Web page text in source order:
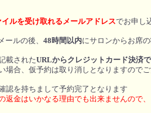
ルを受け取れるメールアドレスでお申し
ルの後、 48時間以内にサロンからお席
載されたURLからクレジットカード決済
場合、仮予約は取り消しとなりますので
認を持ちまして予約完了となります
返金はいかなる理由でも出来ませんので